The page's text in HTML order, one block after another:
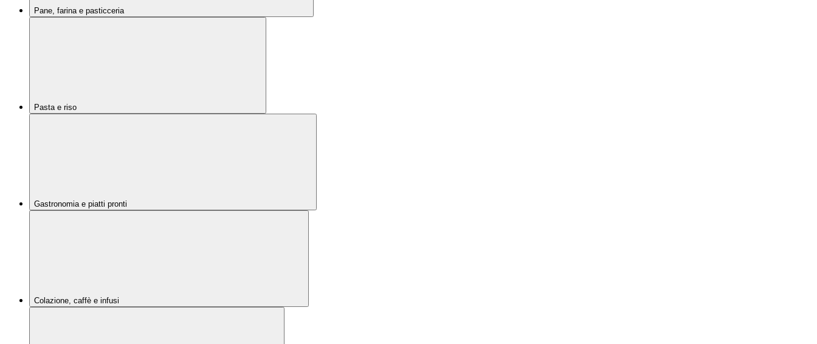
Pane, farina e pasticceria
Pasta e riso
Gastronomia e piatti pronti
Colazione, caffè e infusi